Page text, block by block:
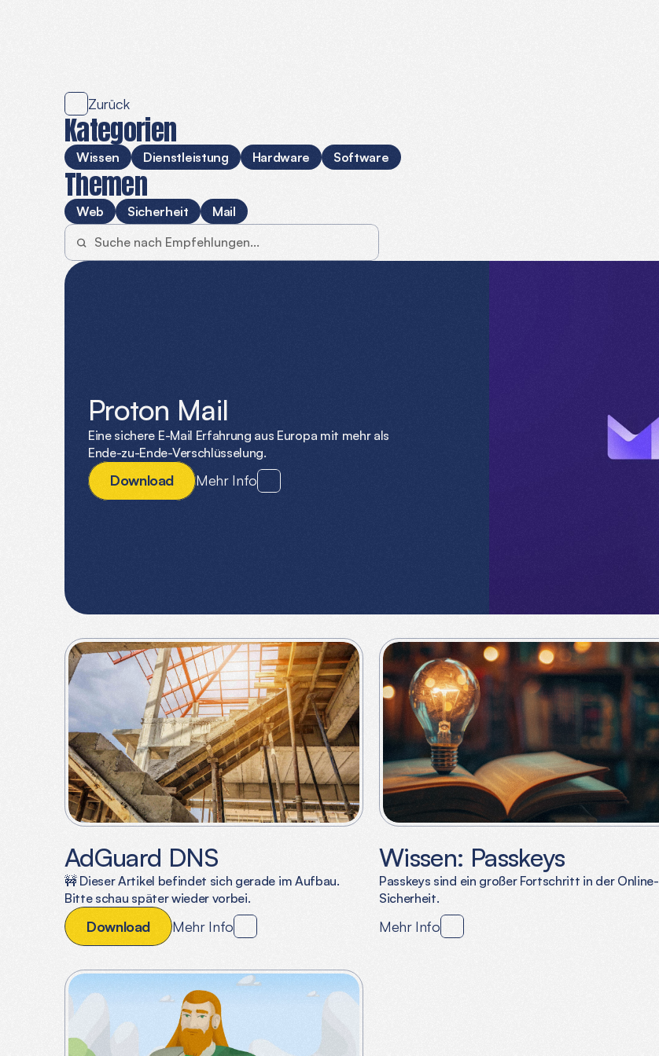
oder
Zurück
Kategorien
Wissen Dienstleistung Hardware Software
Themen
Web Sicherheit Mail
Proton Mail
Eine sichere E-Mail Erfahrung aus Europa mit mehr als
Ende-zu-Ende-Verschlüsselung.
Download Mehr Info
AdGuard DNS
🚧 Dieser Artikel befindet sich gerade im Aufbau.
Bitte schau später wieder vorbei.
Download Mehr Info
Wissen: Passkeys
Passkeys sind ein großer Fortschritt in der Online-
Sicherheit.
Mehr Info